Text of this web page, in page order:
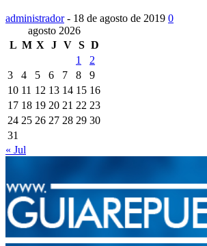
administrador - 18 de agosto de 2019 0
agosto 2026
L M X J V S D
1
2
3
4 5 6 7 8
9
10 11 12 13 14 15 16
17 18 19 20 21 22 23
24 25 26 27 28 29 30
31
« Jul